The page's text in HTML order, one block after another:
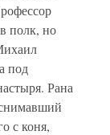
полк, но
под
Рана
с коня,